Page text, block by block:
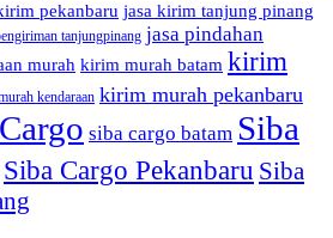
pekanbaru jasa kirim tanjung pinang
tanjungpinang jasa pindahan
murah kirim murah batam kirim
kendaraan kirim murah pekanbaru
siba cargo batam Siba
Siba Cargo Pekanbaru Siba